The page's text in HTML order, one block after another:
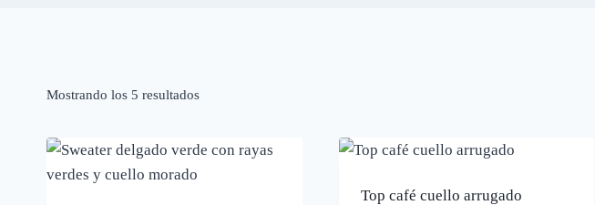
Mostrando los 5 resultados
Top café cuello arrugado